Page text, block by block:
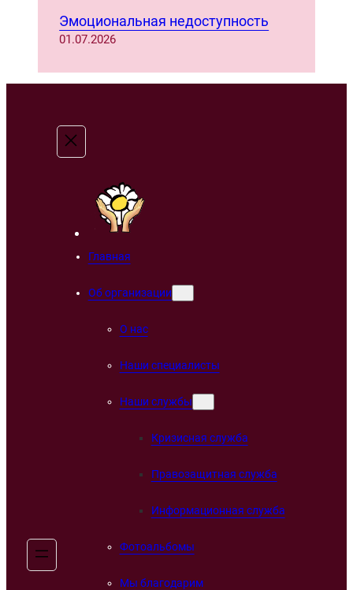
Эмоциональная недоступность
01.07.2026
Главная
Об организации
О нас
Наши специалисты
Наши службы
Кризисная служба
Правозащитная служба
Информационная служба
Фотоальбомы
Мы благодарим